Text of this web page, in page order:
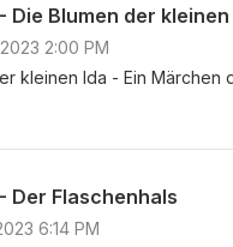
Die Blumen der kleinen
2:00 PM
kleinen Ida - Ein Märchen
Der Flaschenhals
6:14 PM